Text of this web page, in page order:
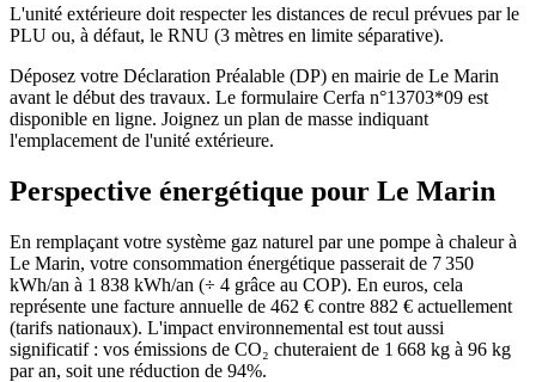
L'unité extérieure doit respecter les distances de recul prévues par le
PLU ou, à défaut, le RNU (3 mètres en limite séparative).
Déposez votre Déclaration Préalable (DP) en mairie de Le Marin
avant le début des travaux. Le formulaire Cerfa n°13703*09 est
disponible en ligne. Joignez un plan de masse indiquant
l'emplacement de l'unité extérieure.
Perspective énergétique pour Le Marin
En remplaçant votre système gaz naturel par une pompe à chaleur à
Le Marin, votre consommation énergétique passerait de 7 350
kWh/an à 1 838 kWh/an (÷ 4 grâce au COP). En euros, cela
représente une facture annuelle de 462 € contre 882 € actuellement
(tarifs nationaux). L'impact environnemental est tout aussi
significatif : vos émissions de CO₂ chuteraient de 1 668 kg à 96 kg
par an, soit une réduction de 94%.